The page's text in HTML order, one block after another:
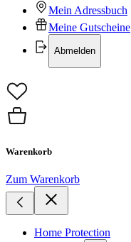
Mein Adressbuch
Meine Gutscheine
Abmelden
Warenkorb
Zum Warenkorb
Home Protection